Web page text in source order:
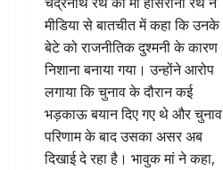
मीडिया से बातचीत में कहा कि उनके
बेटे को राजनीतिक दुश्मनी के कारण
निशाना बनाया गया। उन्होंने आरोप
लगाया कि चुनाव के दौरान कई
भड़काऊ बयान दिए गए थे और चुनाव
परिणाम के बाद उसका असर अब
दिखाई दे रहा है। भावुक मां ने कहा,